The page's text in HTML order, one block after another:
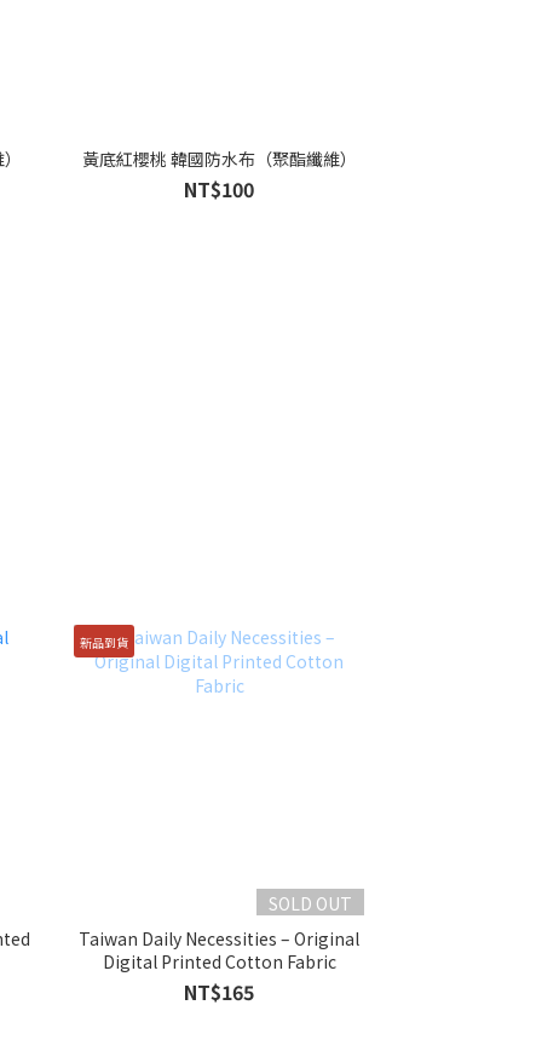
黃底紅櫻桃 韓國防水布（聚酯纖維）
NT$100
新品到貨
SOLD OUT
Taiwan Daily Necessities – Original
Digital Printed Cotton Fabric
NT$165